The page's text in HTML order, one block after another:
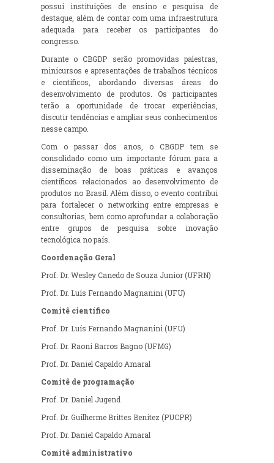
possui instituições de ensino e pesquisa de
destaque, além de contar com uma infraestrutura
adequada para receber os participantes do
congresso.
Durante o CBGDP serão promovidas palestras,
minicursos e apresentações de trabalhos técnicos
e científicos, abordando diversas áreas do
desenvolvimento de produtos. Os participantes
terão a oportunidade de trocar experiências,
discutir tendências e ampliar seus conhecimentos
nesse campo.
Com o passar dos anos, o CBGDP tem se
consolidado como um importante fórum para a
disseminação de boas práticas e avanços
científicos relacionados ao desenvolvimento de
produtos no Brasil. Além disso, o evento contribui
para fortalecer o networking entre empresas e
consultorias, bem como aprofundar a colaboração
entre grupos de pesquisa sobre inovação
tecnológica no país.
Coordenação Geral
Prof. Dr. Wesley Canedo de Souza Junior (UFRN)
Prof. Dr. Luís Fernando Magnanini (UFU)
Comitê científico
Prof. Dr. Luís Fernando Magnanini (UFU)
Prof. Dr. Raoni Barros Bagno (UFMG)
Prof. Dr. Daniel Capaldo Amaral
Comitê de programação
Prof. Dr. Daniel Jugend
Prof. Dr. Guilherme Brittes Benitez (PUCPR)
Prof. Dr. Daniel Capaldo Amaral
Comitê administrativo